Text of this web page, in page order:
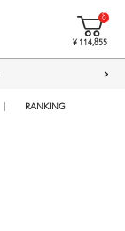
8
¥ 114,855
RANKING